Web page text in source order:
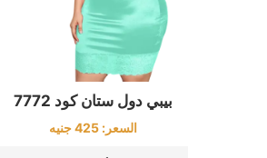
بيبي دول ستان كود 7772
السعر:425 جنيه